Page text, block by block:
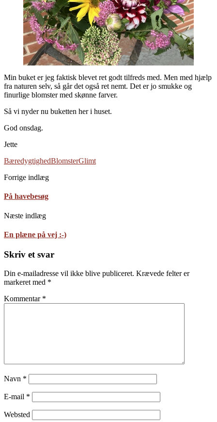
Min buket er jeg faktisk blevet ret godt tilfreds med. Men med hjælp
fra naturen selv, så går det også ret nemt. Det er jo smukke og
finurlige blomster med skønne farver.
Så vi nyder nu buketten her i huset.
God onsdag.
Jette
BæredygtighedBlomsterGlimt
Forrige indlæg
På havebesøg
Næste indlæg
En plæne på vej :-)
Skriv et svar
Din e-mailadresse vil ikke blive publiceret. Krævede felter er
markeret med *
Kommentar *
Navn *
E-mail *
Websted